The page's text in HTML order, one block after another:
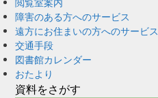
障害のある方へのサービス
遠方にお住まいの方へのサービス
交通手段
図書館カレンダー
おたより
資料をさがす